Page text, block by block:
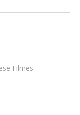
Filmes